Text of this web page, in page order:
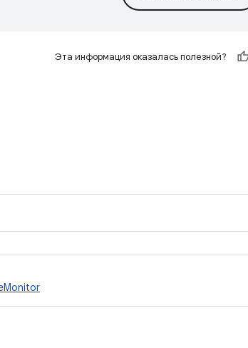
Эта информация оказалась полезной?